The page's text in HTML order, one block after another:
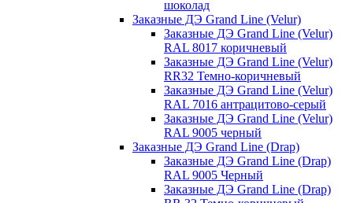
шоколад
Заказные ДЭ Grand Line (Velur)
Заказные ДЭ Grand Line (Velur)
RAL 8017 коричневый
Заказные ДЭ Grand Line (Velur)
RR32 Темно-коричневый
Заказные ДЭ Grand Line (Velur)
RAL 7016 антрацитово-серый
Заказные ДЭ Grand Line (Velur)
RAL 9005 черный
Заказные ДЭ Grand Line (Drap)
Заказные ДЭ Grand Line (Drap)
RAL 9005 Черный
Заказные ДЭ Grand Line (Drap)